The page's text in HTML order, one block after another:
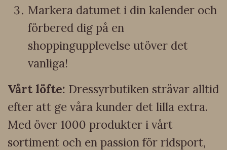
Markera datumet i din kalender och
förbered dig på en
shoppingupplevelse utöver det
vanliga!
Vårt löfte: Dressyrbutiken strävar alltid
efter att ge våra kunder det lilla extra.
Med över 1000 produkter i vårt
sortiment och en passion för ridsport,